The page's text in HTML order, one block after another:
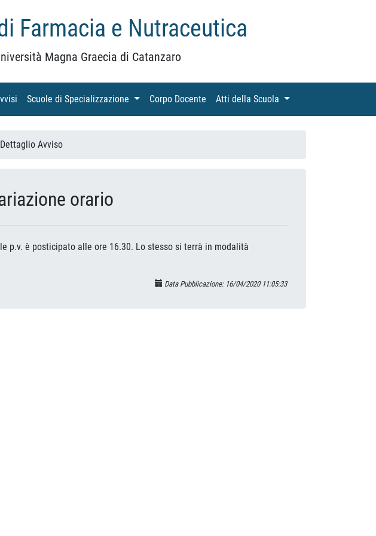
Farmacia e Nutraceutica
Magna Graecia di Catanzaro
(current)
Scuole di Specializzazione (current)Corpo Docente (current)
Atti della Scuola (current)
Dettaglio Avviso
orario
p.v. è posticipato alle ore 16.30. Lo stesso si terrà in modalità
Data Pubblicazione: 16/04/2020 11:05:33